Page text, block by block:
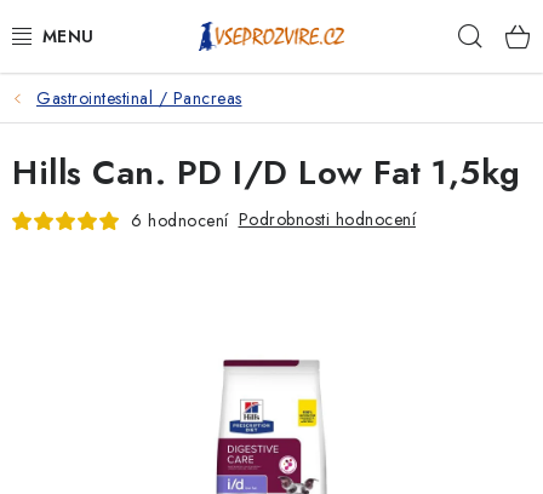
na
PSI
KOČKY
KONĚ
KRÁLÍCI/HLODAVCI/PTÁCI
Gastrointestinal / Pancreas
Hills Can. PD I/D Low Fat 1,5kg
6 hodnocení Podrobnosti hodnocení